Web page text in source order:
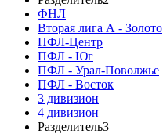
ФНЛ
Вторая лига А - Золото
ПФЛ-Центр
ПФЛ - Юг
ПФЛ - Урал-Поволжье
ПФЛ - Восток
3 дивизион
4 дивизион
Разделитель3